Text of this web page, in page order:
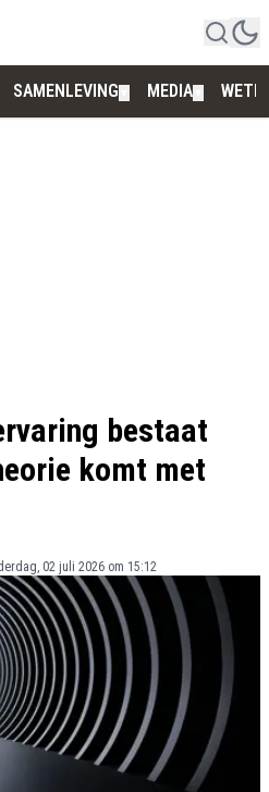
SAMENLEVING MEDIA
bestaat
komt met
02 juli 2026 om 15:12